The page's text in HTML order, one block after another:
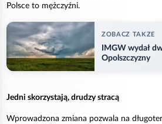
Polsce to mężczyźni.
ZOBACZ TAKZE
IMGW wydał
Opolszczyzny
Jedni skorzystają, drudzy stracą
Wprowadzona zmiana pozwala na